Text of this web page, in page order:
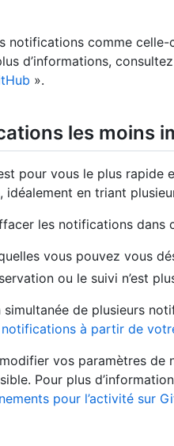
comme celle-ci
d’informations,
».
les moins
pour vous le plus rapide
en triant
les notifications dans
vous pouvez vous
ou le suivi n’est
simultanée de plusieurs
notifications à partir de
vos paramètres de
Pour plus
pour l’activité sur